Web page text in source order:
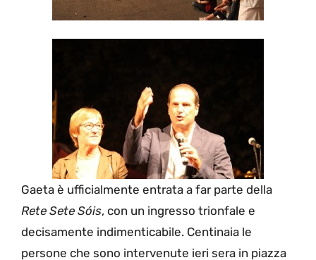
Gaeta è ufficialmente entrata a far parte della
Rete Sete Sóis, con un ingresso trionfale e
decisamente indimenticabile. Centinaia le
persone che sono intervenute ieri sera in piazza